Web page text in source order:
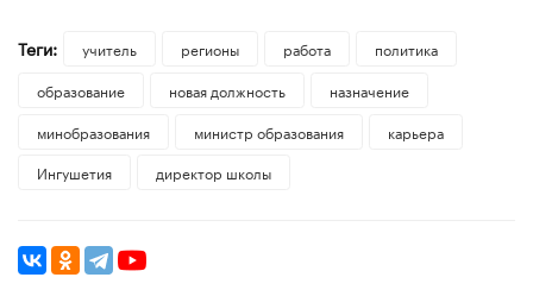
Теги: учитель регионы работа
политика
образование
новая должность
назначение
минобразования
министр образования
карьера
Ингушетия
директор школы